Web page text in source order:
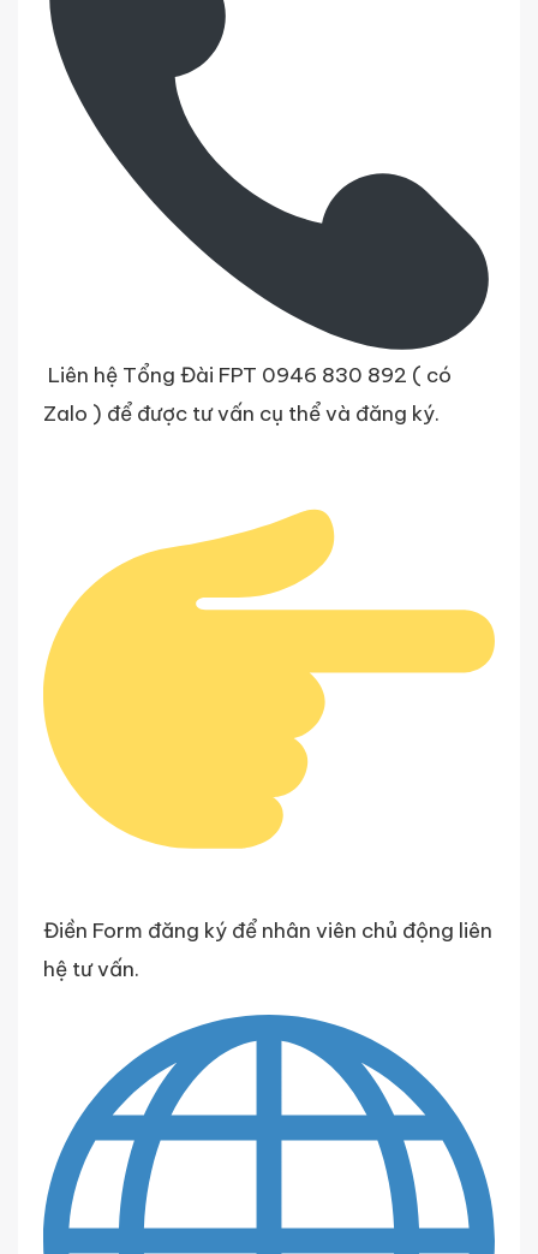
Liên hệ Tổng Đài FPT 0946 830 892 ( có
Zalo ) để được tư vấn cụ thể và đăng ký.
Điền Form đăng ký để nhân viên chủ động liên
hệ tư vấn.